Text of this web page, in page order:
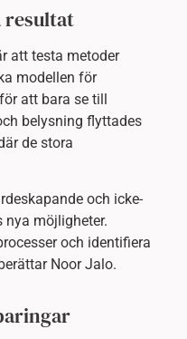
resultat
att testa metoder
modellen för
att bara se till
belysning flyttades
de stora
och icke-
nya möjligheter.
och identifiera
Noor Jalo.